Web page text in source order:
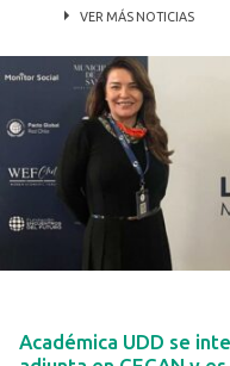
VER MÁS NOTICIAS
Académica UDD se